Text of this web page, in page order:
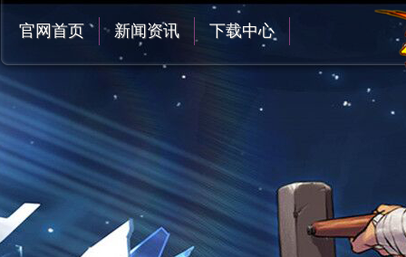
官网首页 新闻资讯 下载中心